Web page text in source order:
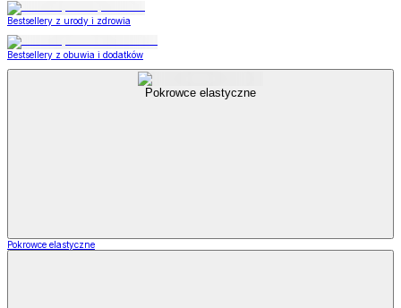
Bestsellery z urody i zdrowia
Bestsellery z obuwia i dodatków
Pokrowce elastyczne
Pokrowce elastyczne